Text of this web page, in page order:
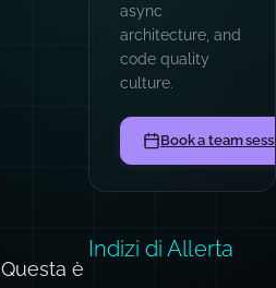
async
architecture, and
code quality
culture.
Book a team
Questa è
Indizi di Allerta